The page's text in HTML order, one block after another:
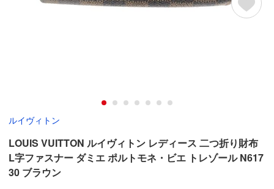
ルイヴィトン
LOUIS VUITTON ルイヴィトン レディース 二つ折り財布
L字ファスナー ダミエ ポルトモネ・ビエ トレゾール N617
30 ブラウン